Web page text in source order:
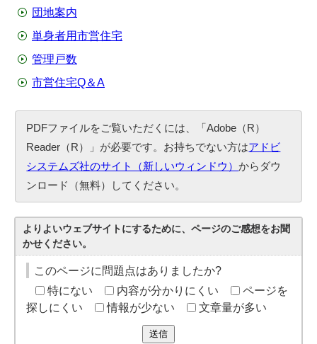
団地案内
単身者用市営住宅
管理戸数
市営住宅Q＆A
PDFファイルをご覧いただくには、「Adobe（R）
Reader（R）」が必要です。お持ちでない方はアドビ
システムズ社のサイト（新しいウィンドウ）からダウ
ンロード（無料）してください。
よりよいウェブサイトにするために、ページのご感想をお聞
かせください。
このページに問題点はありましたか?
特にない
内容が分かりにくい
ページを
探しにくい
情報が少ない 文章量が多い
送信